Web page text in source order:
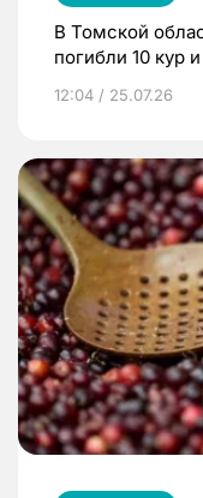
В Томской
погибли 10 кур
12:04 / 25.07.26